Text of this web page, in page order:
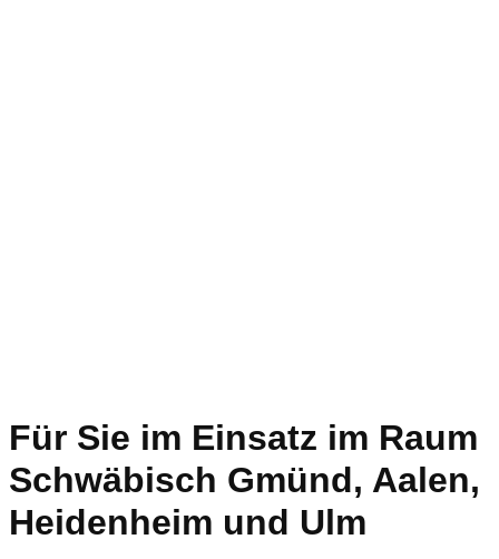
Für Sie im Einsatz im Raum
Schwäbisch Gmünd, Aalen,
Heidenheim und Ulm